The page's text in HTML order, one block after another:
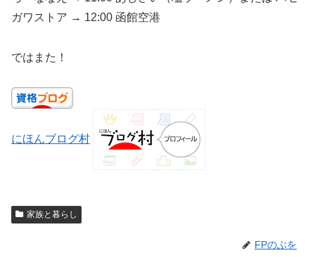
ガワストア → 12:00 函館空港
ではまた！
にほんブログ村
家族と暮らし
FPのぶを